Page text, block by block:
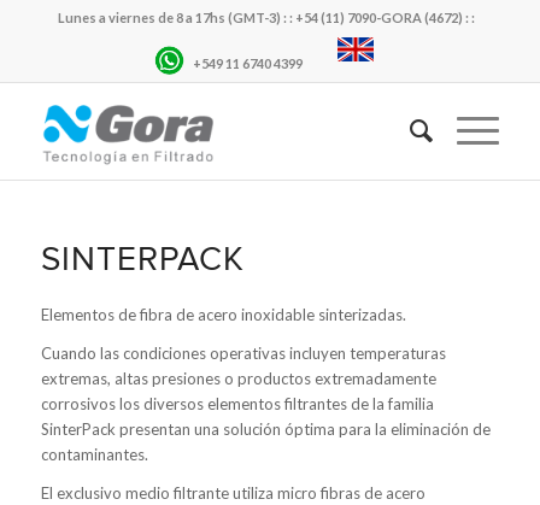
Lunes a viernes de 8 a 17hs (GMT-3) : : +54 (11) 7090-GORA (4672) : :
+549 11 6740 4399
SINTERPACK
Elementos de fibra de acero inoxidable sinterizadas.
Cuando las condiciones operativas incluyen temperaturas
extremas, altas presiones o productos extremadamente
corrosivos los diversos elementos filtrantes de la familia
SinterPack presentan una solución óptima para la eliminación de
contaminantes.
El exclusivo medio filtrante utiliza micro fibras de acero